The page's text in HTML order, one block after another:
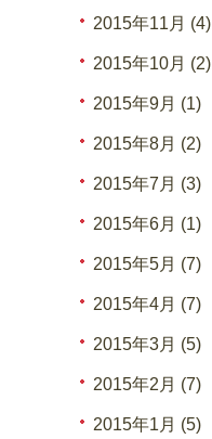
2015年11月 (4)
2015年10月 (2)
2015年9月 (1)
2015年8月 (2)
2015年7月 (3)
2015年6月 (1)
2015年5月 (7)
2015年4月 (7)
2015年3月 (5)
2015年2月 (7)
2015年1月 (5)